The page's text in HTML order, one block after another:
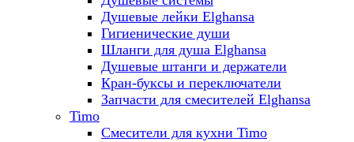
Душевые лейки Elghansa
Гигиенические души
Шланги для душа Elghansa
Душевые штанги и держатели
Кран-буксы и переключатели
Запчасти для смесителей Elghansa
Timo
Смесители для кухни Timo